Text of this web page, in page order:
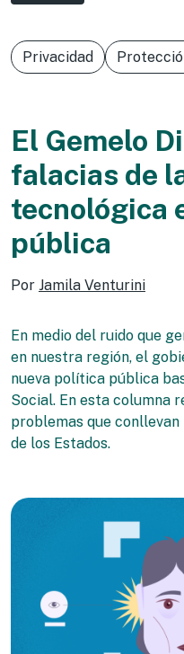
Privacidad
El Gemelo
falacias de
tecnológica
pública
Por Jamila Venturini
En medio del ruido que
en nuestra región, el
nueva política pública
Social. En esta columna
problemas que
de los Estados.